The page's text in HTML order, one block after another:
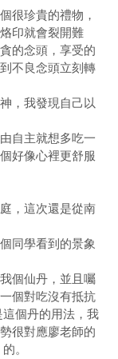
很珍貴的禮物，
印就會裂開難
的念頭，享受的
不良念頭立刻轉
，我發現自己以
自主就想多吃一
好像心裡更舒服
，這次還是從南
同學看到的景象
個仙丹，並且囑
個對吃沒有抵抗
個丹的用法，我
很對應廖老師的
。